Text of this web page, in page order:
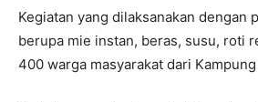
Kegiatan yang dilaksanakan dengan
berupa mie instan, beras, susu, roti
400 warga masyarakat dari